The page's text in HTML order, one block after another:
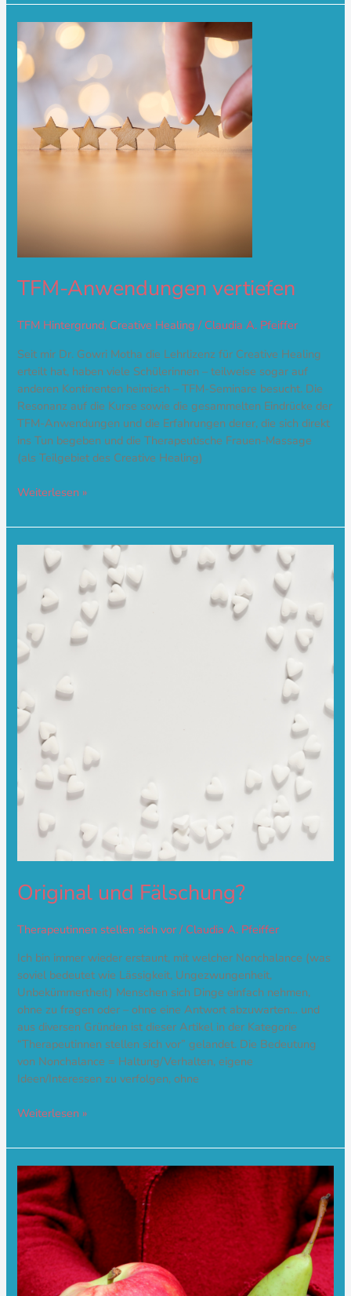
TFM-Anwendungen vertiefen
TFM Hintergrund, Creative Healing / Claudia A. Pfeiffer
Seit mir Dr. Gowri Motha die Lehrlizenz für Creative Healing
erteilt hat, haben viele Schülerinnen – teilweise sogar auf
anderen Kontinenten heimisch – TFM-Seminare besucht. Die
Resonanz auf die Kurse sowie die gesammelten Eindrücke der
TFM-Anwendungen und die Erfahrungen derer, die sich direkt
ins Tun begeben und die Therapeutische Frauen-Massage
(als Teilgebiet des Creative Healing)
Anwendungen
vertiefen
Weiterlesen »
Original und Fälschung?
Therapeutinnen stellen sich vor / Claudia A. Pfeiffer
Ich bin immer wieder erstaunt, mit welcher Nonchalance (was
soviel bedeutet wie Lässigkeit, Ungezwungenheit,
Unbekümmertheit) Menschen sich Dinge einfach nehmen,
ohne zu fragen oder – ohne eine Antwort abzuwarten… und
aus diversen Gründen ist dieser Artikel in der Kategorie
“Therapeutinnen stellen sich vor” gelandet. Die Bedeutung
von Nonchalance = Haltung/Verhalten, eigene
Ideen/Interessen zu verfolgen, ohne
Original
Fälschung?
Weiterlesen »
Fruchtbarkeitsmassage
–
Laienmassage
und
Therapeutischer
Einsatz